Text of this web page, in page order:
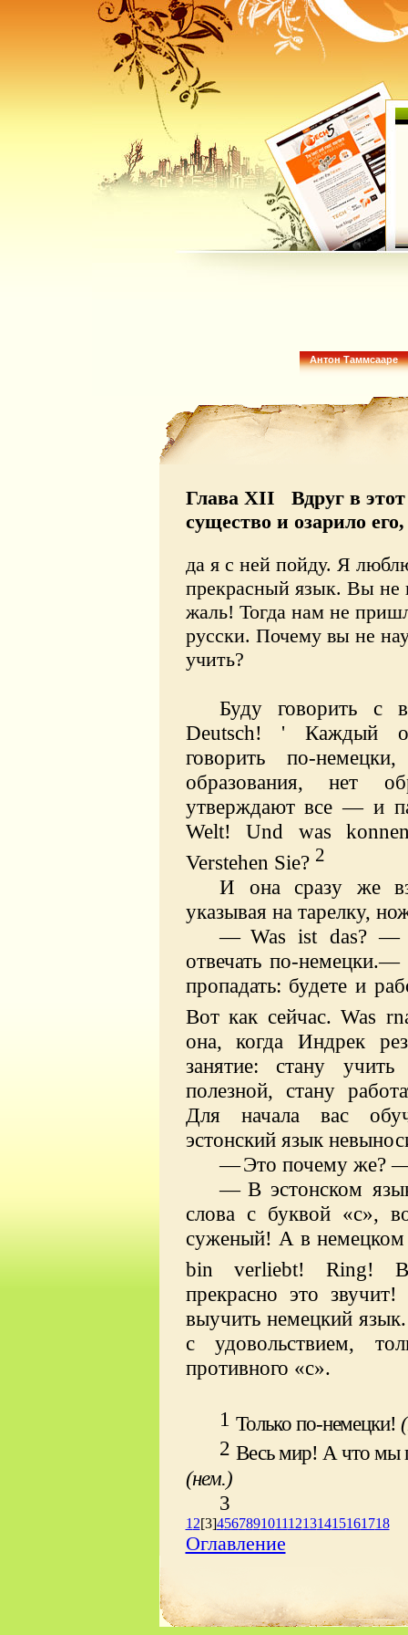
Антон Таммсааре
Глава XII Вдруг в этот
существо и озарило
да я с ней пойду. Я
прекрасный язык. Вы не
жаль! Тогда нам не
русски. Почему вы не
учить?
Буду говорить с
Deutsch! ' Каждый
говорить по-
образования, нет
утверждают все — и
Welt! Und was
Verstehen Sie? 2
И она сразу же
указывая на тарелку,
— Was ist das? —
отвечать по-
пропадать: будете и
Вот как сейчас.Was
она, когда Индрек
занятие: стану
полезной, стану
Для начала вас
эстонский язык
—Это почему же?
— В эстонском
слова с буквой «с»,
суженый! А в
bin
verliebt! Ring!
прекрасно это
выучить немецкий
с удовольствием,
противного «с».
1 Только по-немецки!
2 Весь мир! А что мы
(нем.)
3
1 2[3]456789101112131415161718
Оглавление